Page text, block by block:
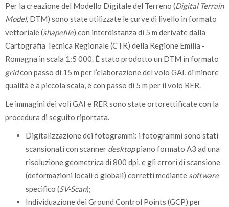
scala
Per la creazione del Modello Digitale del Terreno (Digital Terrain
Model, DTM) sono state utilizzate le curve di livello in formato
vettoriale (shapefile) con interdistanza di 5 m derivate dalla
Cartografia Tecnica Regionale (CTR) della Regione Emilia -
Romagna in scala 1:5 000. È stato prodotto un DTM in formato
gridcon passo di 15 m per l’elaborazione del volo GAI, di minore
qualità e a piccola scala, e con passo di 5 m per il volo RER.
Le immagini dei voli GAI e RER sono state ortorettificate con la
procedura di seguito riportata.
Digitalizzazione dei fotogrammi: i fotogrammi sono stati
scansionati con scanner desktoppiano formato A3 ad una
risoluzione geometrica di 800 dpi, e gli errori di scansione
(deformazioni locali o globali) corretti mediante software
specifico (SV-Scan);
Individuazione dei Ground Control Points (GCP) per